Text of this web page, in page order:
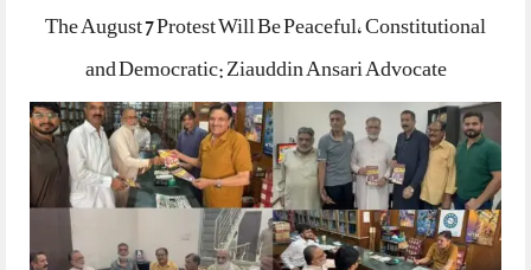
The August 7 Protest Will Be Peaceful, Constitutional
and Democratic: Ziauddin Ansari Advocate